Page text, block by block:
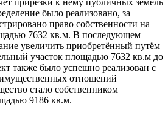
прирезки к нему публичных земель
было реализовано, за
право собственности на
7632 кв.м. В последующем
увеличить приобретённый путём
участок площадью 7632 кв.м до
также было успешно реализован с
имущественных отношений
стало собственником
9186 кв.м.